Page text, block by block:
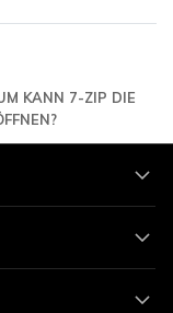
KANN 7-ZIP DIE